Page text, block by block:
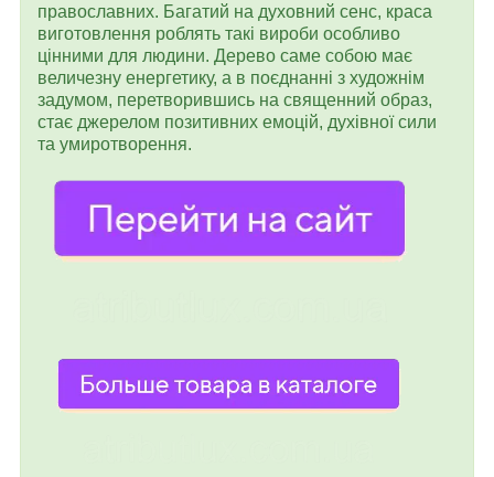
православних. Багатий на духовний сенс, краса
виготовлення роблять такі вироби особливо
цінними для людини. Дерево саме собою має
величезну енергетику, а в поєднанні з художнім
задумом, перетворившись на священний образ,
стає джерелом позитивних емоцій, духівної сили
та умиротворення.